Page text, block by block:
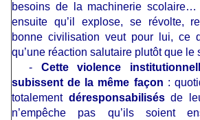
besoins de la machinerie scolaire…
ensuite qu’il explose, se révolte,
bonne civilisation veut pour lui, ce
qu’une réaction salutaire plutôt que le
- Cette violence
subissent de la même façon :
totalement déresponsabilisésde
n’empêche pas qu’ils soient